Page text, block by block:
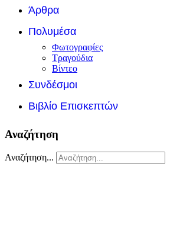
Άρθρα
Πολυμέσα
Φωτογραφίες
Τραγούδια
Βίντεο
Συνδέσμοι
Βιβλίο Επισκεπτών
Αναζήτηση
Αναζήτηση...